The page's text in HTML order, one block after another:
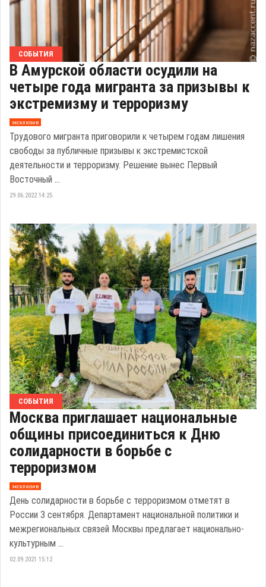
СОБЫТИЯ
В Амурской области осудили на
четыре года мигранта за призывы к
экстремизму и терроризму
эксклюзив
Трудового мигранта приговорили к четырем годам лишения
свободы за публичные призывы к экстремистской
деятельности и терроризму. Решение вынес Первый
Восточный ...
29.06.2022 14:25
СОБЫТИЯ
Москва приглашает национальные
общины присоединиться к Дню
солидарности в борьбе с
терроризмом
эксклюзив
День солидарности в борьбе с терроризмом отметят в
России 3 сентября. Департамент национальной политики и
межрегиональных связей Москвы предлагает национально-
культурным ...
02.09.2021 15:12